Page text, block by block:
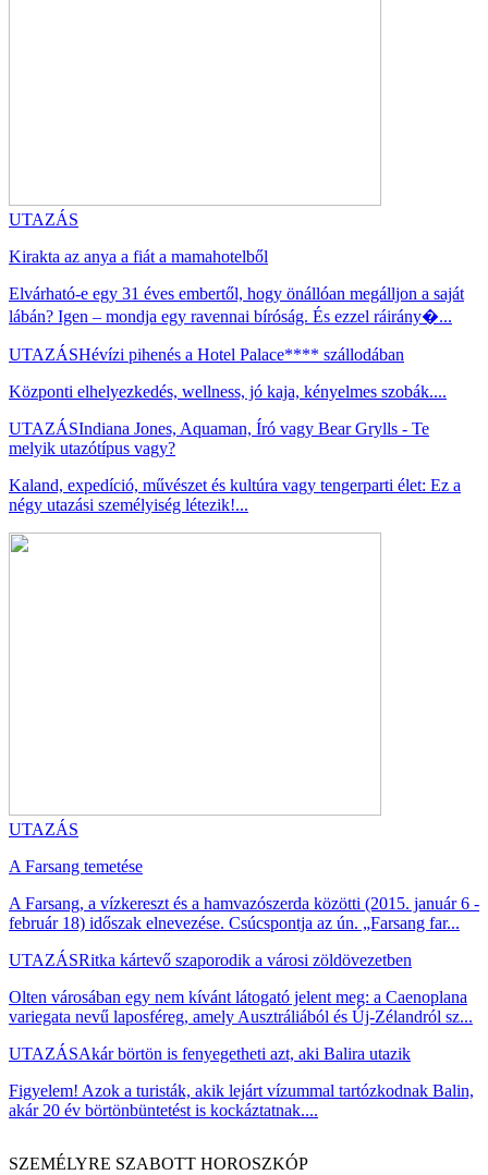
UTAZÁS
Kirakta az anya a fiát a mamahotelből
Elvárható-e egy 31 éves embertől, hogy önállóan megálljon a saját
lábán? Igen – mondja egy ravennai bíróság. És ezzel ráirány�...
UTAZÁSHévízi pihenés a Hotel Palace**** szállodában
Központi elhelyezkedés, wellness, jó kaja, kényelmes szobák....
UTAZÁSIndiana Jones, Aquaman, Író vagy Bear Grylls - Te
melyik utazótípus vagy?
Kaland, expedíció, művészet és kultúra vagy tengerparti élet: Ez a
négy utazási személyiség létezik!...
UTAZÁS
A Farsang temetése
A Farsang, a vízkereszt és a hamvazószerda közötti (2015. január 6 -
február 18) időszak elnevezése. Csúcspontja az ún. „Farsang far...
UTAZÁSRitka kártevő szaporodik a városi zöldövezetben
Olten városában egy nem kívánt látogató jelent meg: a Caenoplana
variegata nevű laposféreg, amely Ausztráliából és Új-Zélandról sz...
UTAZÁSAkár börtön is fenyegetheti azt, aki Balira utazik
Figyelem! Azok a turisták, akik lejárt vízummal tartózkodnak Balin,
akár 20 év börtönbüntetést is kockáztatnak....
SZEMÉLYRE SZABOTT HOROSZKÓP